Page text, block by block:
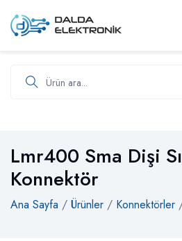
Lmr400 Sma Dişi
Konnektör
Ana Sayfa / Ürünler / Konnektörler